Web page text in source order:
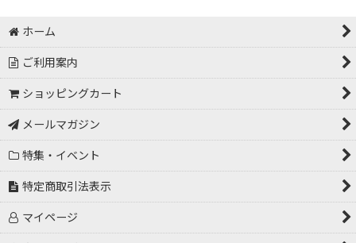
ホーム
ご利用案内
ショッピングカート
メールマガジン
特集・イベント
特定商取引法表示
マイページ